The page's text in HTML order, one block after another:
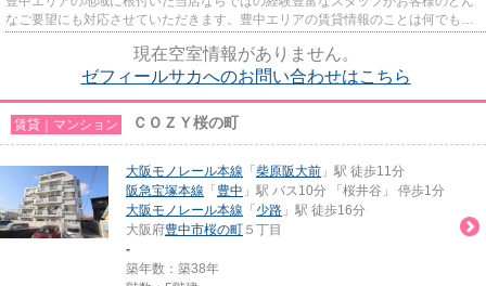
なご要望にも対応させていただきます。豊中エリアの賃貸情報のことは何でもお
現在空室情報がありません。
ゼフィールサカへのお問い合わせはこちら
賃貸｜マンション ＣＯＺＹ桜の町
大阪モノレール本線 「 柴原阪大前 」駅 徒歩11分
阪急宝塚本線 「 豊中 」駅 バス10分 「桜井谷」 停歩1分
大阪モノレール本線 「 少路 」駅 徒歩16分
大阪府豊中市桜の町 ５丁目
-
築年数：築38年